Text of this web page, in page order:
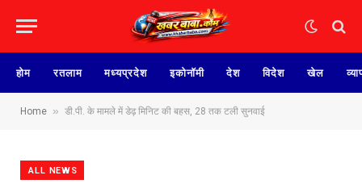
होम रतलाम मध्यप्रदेश इकोनॉमी देश विदेश खेल
Home » डी.पी. के मामले में डेढ़ मिनिट की बहस, 28 तक टली सुनवाई
ALL NEWS